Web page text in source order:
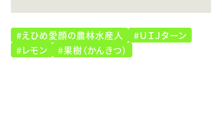
#えひめ愛顔の農林水産人
#ＵＩＪターン
#レモン
#果樹（かんきつ）